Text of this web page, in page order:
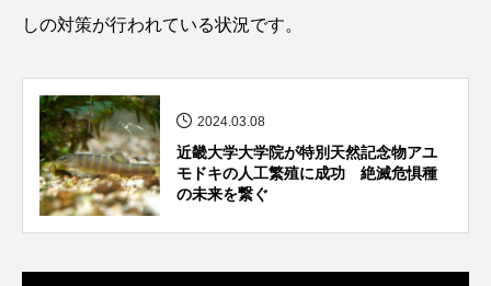
カワバタモロコ カワムツ
キビナゴ
ギギ ギンザケ ギンザメ
しの対策が行われている状況です。
2024.03.08
近畿大学大学院が特別天然記念物アユ
モドキの人工繁殖に成功 絶滅危惧種
の未来を繋ぐ